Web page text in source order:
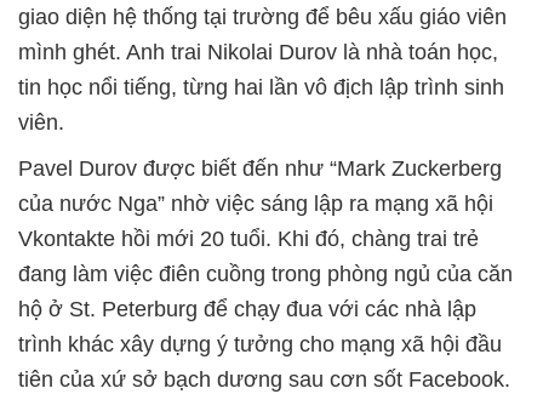
giao diện hệ thống tại trường để bêu xấu giáo viên
mình ghét. Anh trai Nikolai Durov là nhà toán học,
tin học nổi tiếng, từng hai lần vô địch lập trình sinh
viên.
Pavel Durov được biết đến như “Mark Zuckerberg
của nước Nga” nhờ việc sáng lập ra mạng xã hội
Vkontakte hồi mới 20 tuổi. Khi đó, chàng trai trẻ
đang làm việc điên cuồng trong phòng ngủ của căn
hộ ở St. Peterburg để chạy đua với các nhà lập
trình khác xây dựng ý tưởng cho mạng xã hội đầu
tiên của xứ sở bạch dương sau cơn sốt Facebook.